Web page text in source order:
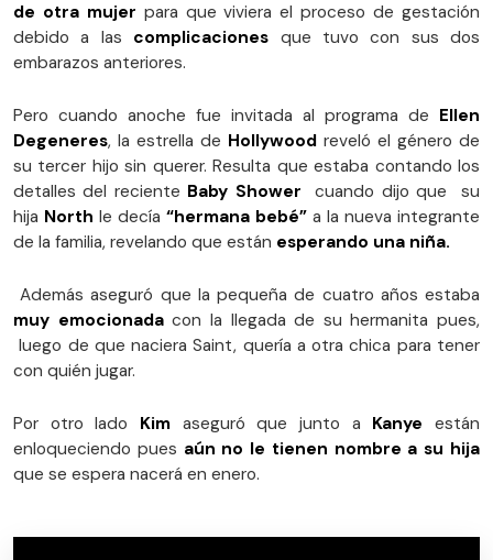
de otra mujer para que viviera el proceso de gestación
debido a las complicaciones que tuvo con sus dos
embarazos anteriores.
Pero cuando anoche fue invitada al programa de Ellen
Degeneres, la estrella de Hollywood reveló el género de
su tercer hijo sin querer. Resulta que estaba contando los
detalles del reciente Baby Shower
cuando dijo que su
hija North le decía “hermana bebé” a la nueva integrante
de la familia, revelando que están esperando una niña.
Además aseguró que la pequeña de cuatro años estaba
muy emocionadacon la llegada de su hermanita pues,
luego de que naciera Saint, quería a otra chica para tener
con quién jugar.
Por otro lado Kim aseguró que junto a Kanye están
enloqueciendo pues aún no le tienen nombre a su hija
que se espera nacerá en enero.